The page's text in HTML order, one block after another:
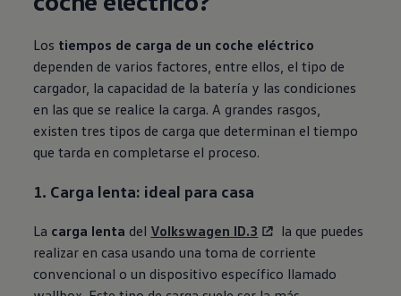
Los tiempos de carga de un coche eléctrico
dependen de varios factores, entre ellos, el tipo de
cargador, la capacidad de la batería y las condiciones
en las que se realice la carga. A grandes rasgos,
existen tres tipos de carga que determinan el tiempo
que tarda en completarse el proceso.
1. Carga lenta: ideal para casa
La carga lenta del Volkswagen ID.3
la que puedes
realizar en casa usando una toma de corriente
convencional o un dispositivo específico llamado